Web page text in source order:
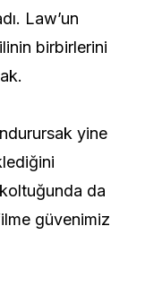
Law’un
birbirlerini
yine
da
güvenimiz